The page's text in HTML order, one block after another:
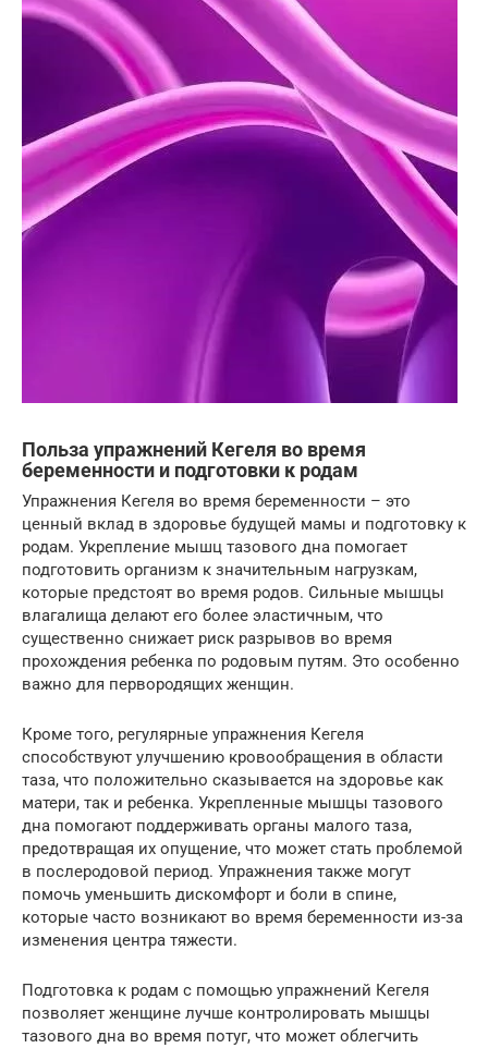
Польза упражнений Кегеля во время
беременности и подготовки к родам
Упражнения Кегеля во время беременности – это
ценный вклад в здоровье будущей мамы и подготовку к
родам. Укрепление мышц тазового дна помогает
подготовить организм к значительным нагрузкам,
которые предстоят во время родов. Сильные мышцы
влагалища делают его более эластичным, что
существенно снижает риск разрывов во время
прохождения ребенка по родовым путям. Это особенно
важно для первородящих женщин.
Кроме того, регулярные упражнения Кегеля
способствуют улучшению кровообращения в области
таза, что положительно сказывается на здоровье как
матери, так и ребенка. Укрепленные мышцы тазового
дна помогают поддерживать органы малого таза,
предотвращая их опущение, что может стать проблемой
в послеродовой период. Упражнения также могут
помочь уменьшить дискомфорт и боли в спине,
которые часто возникают во время беременности из-за
изменения центра тяжести.
Подготовка к родам с помощью упражнений Кегеля
позволяет женщине лучше контролировать мышцы
тазового дна во время потуг, что может облегчить